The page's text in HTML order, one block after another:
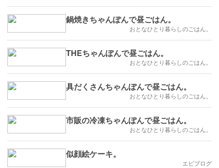
鍋焼きちゃんぽんで昼ごはん。
おとなひとり暮らしのごはん。
THEちゃんぽんで昼ごはん。
おとなひとり暮らしのごはん。
具だくさんちゃんぽんで昼ごはん。
おとなひとり暮らしのごはん。
市販の冷凍ちゃんぽんで昼ごはん。
おとなひとり暮らしのごはん。
似顔絵ケーキ。
エピブログ